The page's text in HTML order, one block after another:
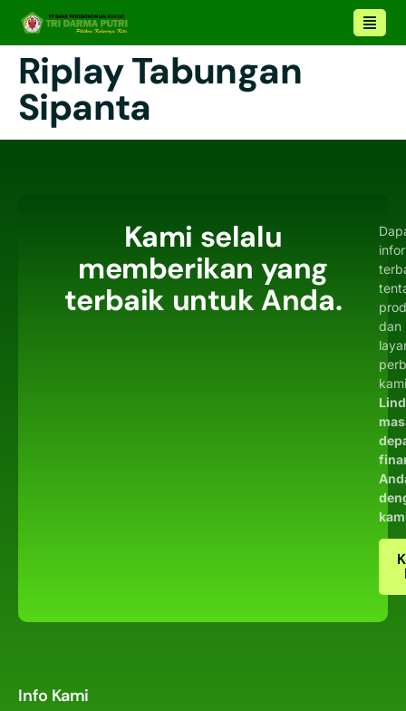
Riplay Tabungan
Sipanta
Kami selalu
memberikan yang
terbaik untuk Anda.
dan
Info Kami